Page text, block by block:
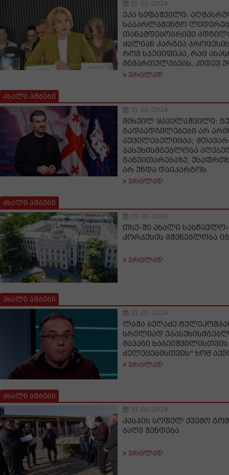
31-01-2024
ეკა სეფაშვილი:
საპარლამენტო
თანამდებობრივი
ძალიან კარგია
რომ სპეციფიკა, რაც
მიმართულებებს, კიდევ
ვრცლად
ახალი ამბები
31-01-2024
მიხეილ ყაველაშვილი:
გადაადგილებები არ
აუცილებელიცაა;
პასუხისმგებლობა
განვითარებაზე,
არ უნდა დაიკარგოს
ვრცლად
ახალი ამბები
31-01-2024
თსუ-ში ახალი
კორპუსის მშენებლობა
ვრცლად
ახალი ამბები
31-01-2024
ლაშა ბუღაძე
სრულიად
მავანი
ძელეცებისთვის" ხომ
ვრცლად
ახალი ამბები
31-01-2024
კასპის სოფელ ქვემო
ბაღი შენდება
ვრცლად